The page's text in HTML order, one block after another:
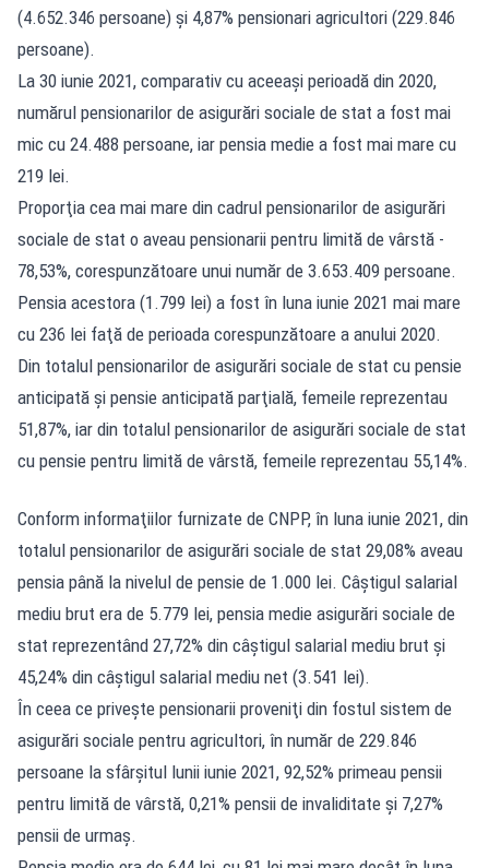
(4.652.346 persoane) şi 4,87% pensionari agricultori (229.846
persoane).
La 30 iunie 2021, comparativ cu aceeaşi perioadă din 2020,
numărul pensionarilor de asigurări sociale de stat a fost mai
mic cu 24.488 persoane, iar pensia medie a fost mai mare cu
219 lei.
Proporţia cea mai mare din cadrul pensionarilor de asigurări
sociale de stat o aveau pensionarii pentru limită de vârstă -
78,53%, corespunzătoare unui număr de 3.653.409 persoane.
Pensia acestora (1.799 lei) a fost în luna iunie 2021 mai mare
cu 236 lei faţă de perioada corespunzătoare a anului 2020.
Din totalul pensionarilor de asigurări sociale de stat cu pensie
anticipată şi pensie anticipată parţială, femeile reprezentau
51,87%, iar din totalul pensionarilor de asigurări sociale de stat
cu pensie pentru limită de vârstă, femeile reprezentau 55,14%.
Conform informaţiilor furnizate de CNPP, în luna iunie 2021, din
totalul pensionarilor de asigurări sociale de stat 29,08% aveau
pensia până la nivelul de pensie de 1.000 lei. Câştigul salarial
mediu brut era de 5.779 lei, pensia medie asigurări sociale de
stat reprezentând 27,72% din câştigul salarial mediu brut şi
45,24% din câştigul salarial mediu net (3.541 lei).
În ceea ce priveşte pensionarii proveniţi din fostul sistem de
asigurări sociale pentru agricultori, în număr de 229.846
persoane la sfârşitul lunii iunie 2021, 92,52% primeau pensii
pentru limită de vârstă, 0,21% pensii de invaliditate şi 7,27%
pensii de urmaş.